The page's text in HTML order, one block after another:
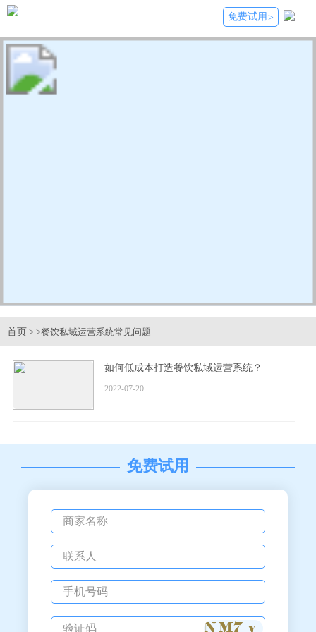
免费试用 >
首页 > >餐饮私域运营系统常见问题
如何低成本打造餐饮私域运营系统？
2022-07-20
免费试用